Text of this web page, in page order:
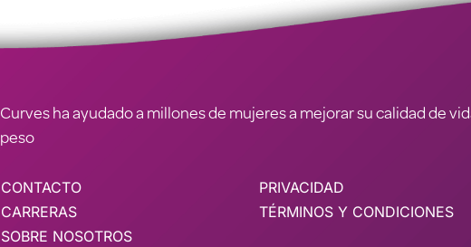
Curves ha ayudado a millones de mujeres a mejorar su calidad de
peso
CONTACTO
CARRERAS
SOBRE NOSOTROS
PRIVACIDAD
TÉRMINOS Y CONDICIONES